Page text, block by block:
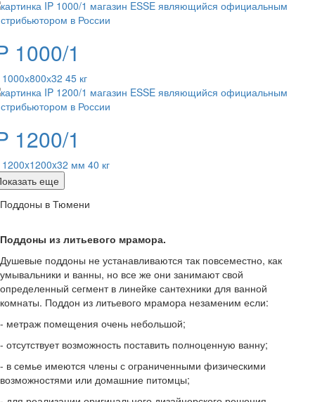
1000/1
1000х800х32 45 кг
1200/1
1200x1200x32 мм 40 кг
еще
Поддоны в Тюмени
Поддоны из литьевого мрамора.
Душевые поддоны не устанавливаются так повсеместно, как
умывальники и ванны, но все же они занимают свой
определенный сегмент в линейке сантехники для ванной
комнаты. Поддон из литьевого мрамора незаменим если:
- метраж помещения очень небольшой;
- отсутствует возможность поставить полноценную ванну;
- в семье имеются члены с ограниченными физическими
возможностями или домашние питомцы;